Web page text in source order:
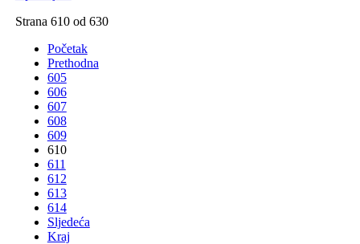
Strana 610 od 630
Početak
Prethodna
605
606
607
608
609
610
611
612
613
614
Sljedeća
Kraj